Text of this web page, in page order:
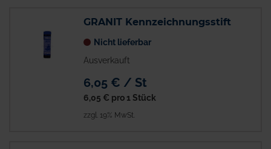
GRANIT Kennzeichnungsstift
Nicht lieferbar
Ausverkauft
6,05 € / St
6,05 € pro 1 Stück
zzgl. 19% MwSt.